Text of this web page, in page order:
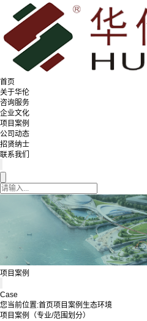
首页
关于华伦
咨询服务
企业文化
项目案例
公司动态
招贤纳士
联系我们
项目案例
Case
您当前位置:首页项目案例 生态环境
项目案例（专业/范围划分）